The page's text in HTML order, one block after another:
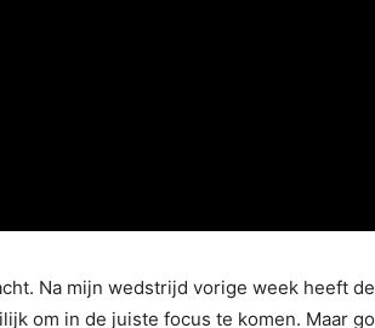
Na mijn wedstrijd vorige week heeft
om in de juiste focus te komen. Maar